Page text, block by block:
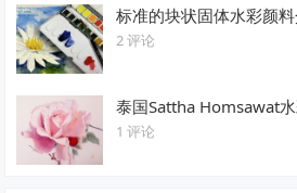
标准的块状固体水彩颜
2 评论
泰国Sattha Homsawat
1 评论